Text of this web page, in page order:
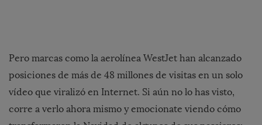
Pero marcas como la aerolínea WestJet han alcanzado
posiciones de más de 48 millones de visitas en un solo
vídeo que viralizó en Internet. Si aún no lo has visto,
corre a verlo ahora mismo y emocionate viendo cómo